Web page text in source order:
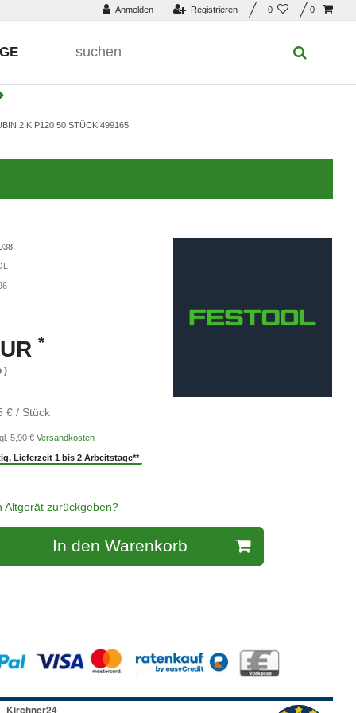
Anmelden Registrieren 0 0
2 K P120 50 STÜCK 499165
*
)
€ / Stück
5,90 € Versandkosten
Lieferzeit 1 bis 2 Arbeitstage**
Altgerät zurückgeben?
In den Warenkorb